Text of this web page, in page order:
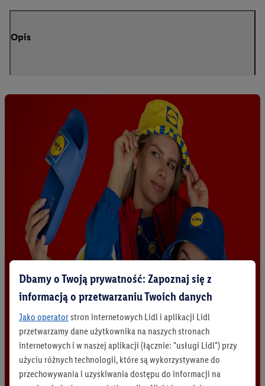
Opis
Dbamy o Twoją prywatność: Zapoznaj się z
informacją o przetwarzaniu Twoich danych
Jako operatorstron internetowych Lidl i aplikacji Lidl
przetwarzamy dane użytkownika na naszych stronach
internetowych i w naszej aplikacji (łącznie: "usługi Lidl") przy
użyciu różnych technologii, które są wykorzystywane do
przechowywania i uzyskiwania dostępu do informacji na